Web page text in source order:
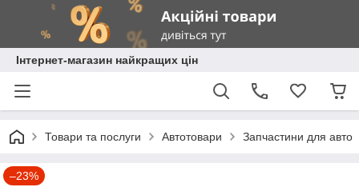
Інтернет-магазин найкращих цін
Товари та послуги Автотовари Запчастини для авто
–23%